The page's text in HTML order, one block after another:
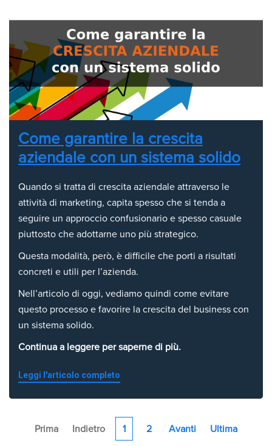
Come garantire la crescita
aziendale con un sistema solido
Quando si tratta di crescita aziendale attraverso le
attività di marketing, capita spesso che si tenda a
seguire un approccio confusionario e spesso casuale
piuttosto che adottarne uno più strategico.
Questa modalità, però, è difficile che porti a risultati
concreti e utili per l’azienda.
Nell’articolo di oggi, vediamo quindi come evitare
questo processo e favorire la crescita del business con
un sistema solido.
Continua a leggere per saperne di più.
Leggi l'articolo completo
Prima Indietro 1 2 Avanti Ultima